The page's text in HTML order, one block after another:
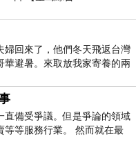
婦回來了，他們冬天飛返台灣
華避暑。來取放我家寄養的兩
直備受爭議。但是爭論的領域
等等服務行業。 然而就在最